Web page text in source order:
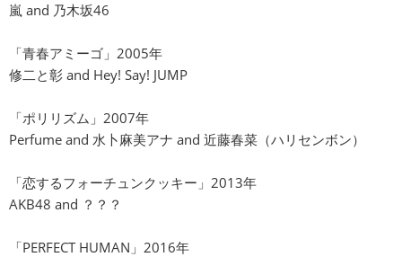
嵐 and 乃木坂46
「青春アミーゴ」2005年
修二と彰 and Hey! Say! JUMP
「ポリリズム」2007年
Perfume and 水卜麻美アナ and 近藤春菜（ハリセンボン）
「恋するフォーチュンクッキー」2013年
AKB48 and ？？？
「PERFECT HUMAN」2016年